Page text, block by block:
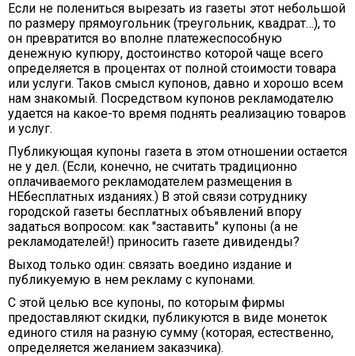
Если не полениться вырезать из газеты этот небольшой
по размеру прямоугольник (треугольник, квадрат…), то
он превратится во вполне платежеспособную
денежную купюру, достоинство которой чаще всего
определяется в процентах от полной стоимости товара
или услуги. Таков смысл купонов, давно и хорошо всем
нам знакомый. Посредством купонов рекламодателю
удается на какое-то время поднять реализацию товаров
и услуг.
Публикующая купоны газета в этом отношении остается
не у дел. (Если, конечно, не считать традиционно
оплачиваемого рекламодателем размещения в
НЕбесплатных изданиях.) В этой связи сотруднику
городской газеты бесплатных объявлений впору
задаться вопросом: как "заставить" купоны (а не
рекламодателей!) приносить газете дивиденды?
Выход только один: связать воедино издание и
публикуемую в нем рекламу с купонами.
С этой целью все купоны, по которым фирмы
предоставляют скидки, публикуются в виде монеток
единого стиля на разную сумму (которая, естественно,
определяется желанием заказчика).